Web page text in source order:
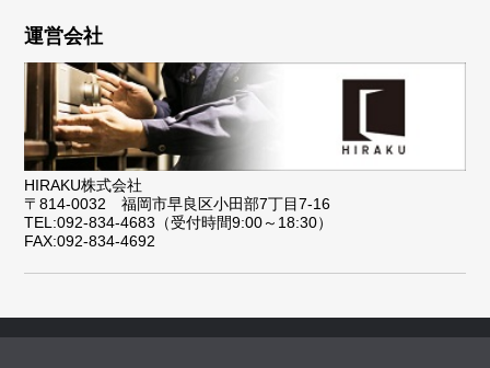
運営会社
HIRAKU株式会社
〒814-0032 福岡市早良区小田部7丁目7-16
TEL:092-834-4683（受付時間9:00～18:30）
FAX:092-834-4692